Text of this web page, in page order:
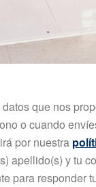
que nos
o cuando
por nuestra
apellido(s) y tu
para responder